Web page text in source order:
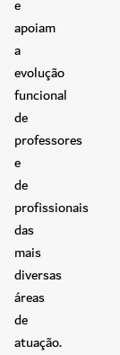
e
apoiam
a
evolução
funcional
de
professores
e
de
profissionais
das
mais
diversas
áreas
de
atuação.